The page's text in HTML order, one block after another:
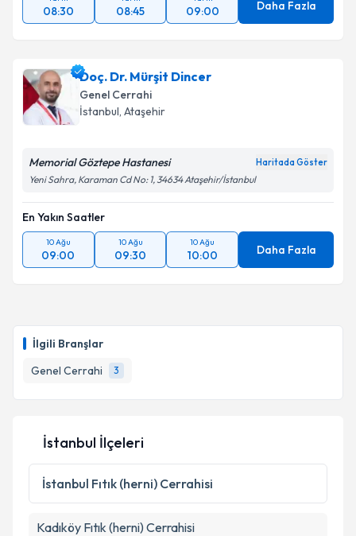
İlgili Branşlar
Genel Cerrahi
3
08:30 08:45 09:00 Daha Fazla
Doç. Dr. Mürşit Dincer
Genel Cerrahi
İstanbul, Ataşehir
Memorial Göztepe Hastanesi Haritada Göster
Yeni Sahra, Karaman Cd No: 1, 34634 Ataşehir/İstanbul
En Yakın Saatler
10 Ağu
09:00
10 Ağu
09:30
10 Ağu
10:00 Daha Fazla
İstanbul İlçeleri
İstanbul Fıtık (herni) Cerrahisi
Kadıköy Fıtık (herni) Cerrahisi